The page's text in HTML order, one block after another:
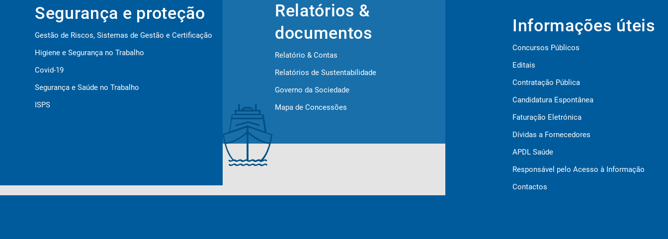
Segurança e proteção
Gestão de Riscos, Sistemas de Gestão e Certificação
Higiene e Segurança no Trabalho
Covid-19
Segurança e Saúde no Trabalho
ISPS
Relatórios &
documentos
Relatório & Contas
Relatórios de Sustentabilidade
Governo da Sociedade
Mapa de Concessões
Informações úteis
Concursos Públicos
Editais
Contratação Pública
Candidatura Espontânea
Faturação Eletrónica
Dívidas a Fornecedores
APDL Saúde
Responsável pelo Acesso à Informação
Contactos